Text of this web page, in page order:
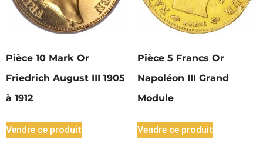
Pièce 10 Mark Or
Friedrich August III 1905
à 1912
Vendre ce produit
Pièce 5 Francs Or
Napoléon III Grand
Module
Vendre ce produit